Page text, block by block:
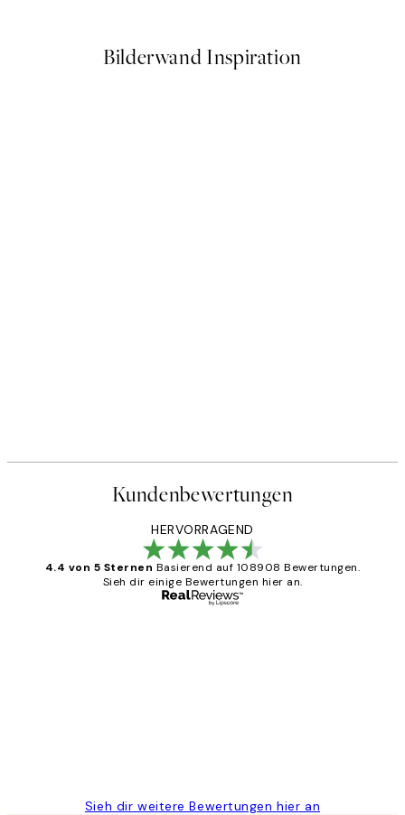
Bilderwand Inspiration
Kundenbewertungen
HERVORRAGEND
4.4 von 5 Sternen Basierend auf 108908 Bewertungen.
Sieh dir einige Bewertungen hier an.
Sieh dir weitere Bewertungen hier an